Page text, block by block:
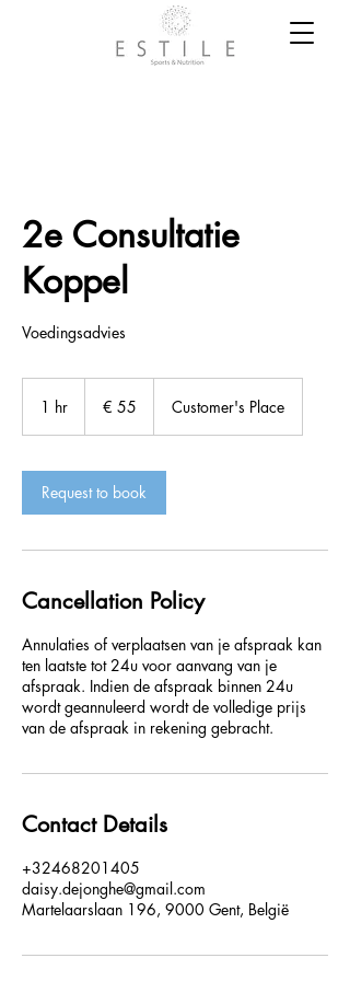
2e Consultatie
Koppel
Voedingsadvies
1 hr € 55 Customer's Place
Request to book
Cancellation Policy
Annulaties of verplaatsen van je afspraak kan
ten laatste tot 24u voor aanvang van je
afspraak. Indien de afspraak binnen 24u
wordt geannuleerd wordt de volledige prijs
van de afspraak in rekening gebracht.
Contact Details
+32468201405
daisy.dejonghe@gmail.com
Martelaarslaan 196, 9000 Gent, België